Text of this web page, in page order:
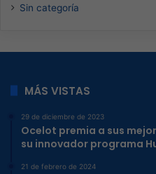
Sin categoría
MÁS VISTAS
29 de diciembre de 2023
Ocelot premia a sus
su innovador programa
21 de febrero de 2024